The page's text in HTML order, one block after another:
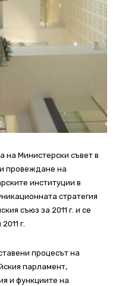
на Министерски съвет в
провеждане на
институции в
стратегия
съюз за 2011 г. и се
г.
процесът на
парламент,
и функциите на